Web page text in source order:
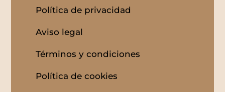
Política de privacidad
Aviso legal
Términos y condiciones
Política de cookies